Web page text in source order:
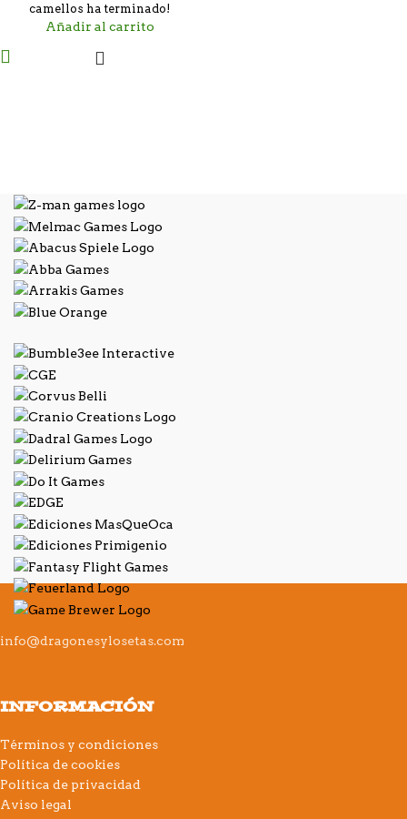
camellos ha terminado!
Añadir al carrito
info@dragonesylosetas.com
INFORMACIÓN
Términos y condiciones
Política de cookies
Política de privacidad
Aviso legal